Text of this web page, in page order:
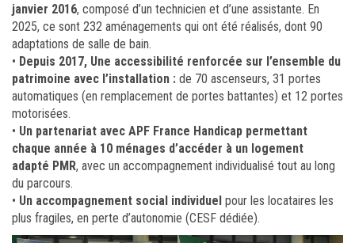
janvier 2016, composé d’un technicien et d’une assistante. En
2025, ce sont 232 aménagements qui ont été réalisés, dont 90
adaptations de salle de bain.
• Depuis 2017, Une accessibilité renforcée sur l’ensemble du
patrimoine avec l’installation : de 70 ascenseurs, 31 portes
automatiques (en remplacement de portes battantes) et 12 portes
motorisées.
• Un partenariat avec APF France Handicap permettant
chaque année à 10 ménages d’accéder à un logement
adapté PMR, avec un accompagnement individualisé tout au long
du parcours.
• Un accompagnement social individuel pour les locataires les
plus fragiles, en perte d’autonomie (CESF dédiée).